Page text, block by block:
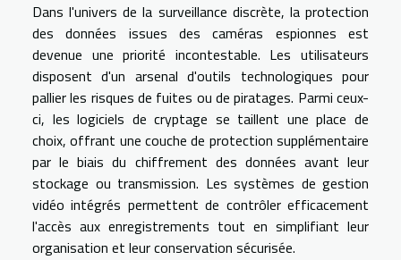
Dans l'univers de la surveillance discrète, la protection
des données issues des caméras espionnes est
devenue une priorité incontestable. Les utilisateurs
disposent d'un arsenal d'outils technologiques pour
pallier les risques de fuites ou de piratages. Parmi ceux-
ci, les logiciels de cryptage se taillent une place de
choix, offrant une couche de protection supplémentaire
par le biais du chiffrement des données avant leur
stockage ou transmission. Les systèmes de gestion
vidéo intégrés permettent de contrôler efficacement
l'accès aux enregistrements tout en simplifiant leur
organisation et leur conservation sécurisée.